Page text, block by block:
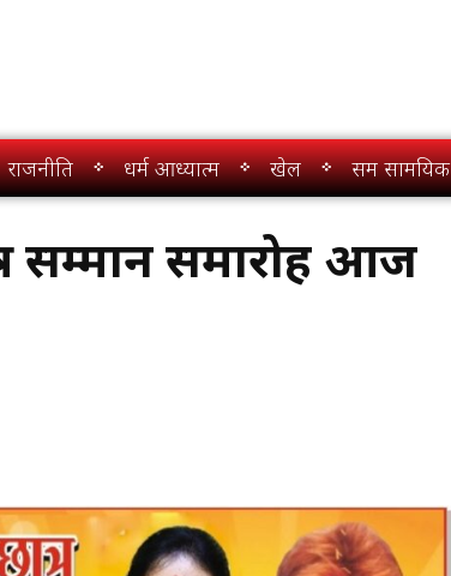
राजनीति धर्म आध्यात्म खेल सम सामयिक
सम्मान समारोह आज